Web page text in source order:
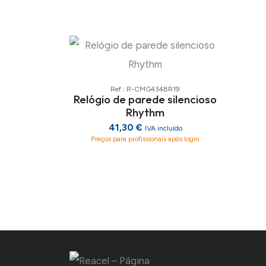
Ref.: R-CMG434BR19
Relógio de parede silencioso
Rhythm
41,30 € IVA incluído
Preços para profissionais após login